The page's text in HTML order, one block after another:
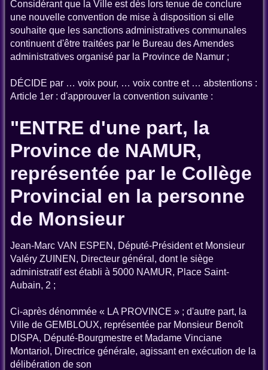
Considérant que la Ville est dès lors tenue de conclure
une nouvelle convention de mise à disposition si elle
souhaite que les sanctions administratives communales
continuent d'être traitées par le Bureau des Amendes
administratives organisé par la Province de Namur ;
DÉCIDE par … voix pour, … voix contre et … abstentions :
Article 1er : d'approuver la convention suivante :
"ENTRE d'une part, la
Province de NAMUR,
représentée par le Collège
Provincial en la personne
de Monsieur
Jean-Marc VAN ESPEN, Député-Président et Monsieur
Valéry ZUINEN, Directeur général, dont le siège
administratif est établi à 5000 NAMUR, Place Saint-
Aubain, 2 ;
Ci-après dénommée « LA PROVINCE » ; d'autre part, la
Ville de GEMBLOUX, représentée par Monsieur Benoît
DISPA, Député-Bourgmestre et Madame Vinciane
Montariol, Directrice générale, agissant en exécution de la
délibération de son